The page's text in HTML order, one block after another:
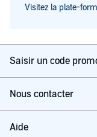
Visitez la plate-
Saisir un code
Nous contacter
Aide